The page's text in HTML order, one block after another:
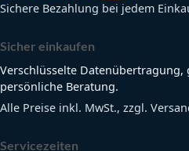
Sichere Bezahlung bei jedem
Sicher einkaufen
Verschlüsselte
persönliche Beratung.
Alle Preise inkl. MwSt., zzgl.
Servicezeiten